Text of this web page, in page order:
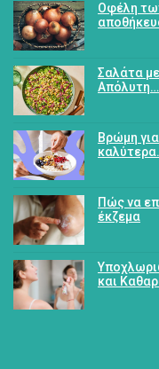
Οφέλη
Σαλάτα
Απόλυτη…
Βρώμη
Πώς να
έκζεμα
και